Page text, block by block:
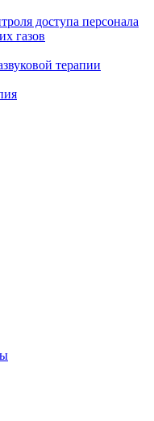
доступа персонала
газов
терапии